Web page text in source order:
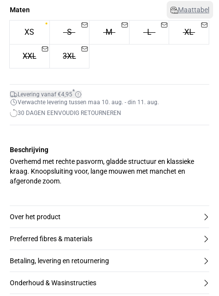
Maten Maattabel
XS S M L XL
XXL 3XL
Levering vanaf €4,95*
Verwachte levering tussen maa 10. aug. - din 11. aug.
30 DAGEN EENVOUDIG RETOURNEREN
Beschrijving
Overhemd met rechte pasvorm, gladde structuur en klassieke
kraag. Knoopsluiting voor, lange mouwen met manchet en
afgeronde zoom.
Over het product
Preferred fibres & materials
Betaling, levering en retournering
Onderhoud & Wasinstructies